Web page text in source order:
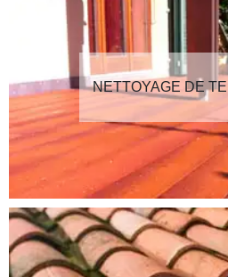
NETTOYAGE DE